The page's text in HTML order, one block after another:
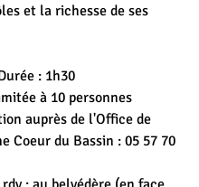
et la richesse de ses
: 1h30
à 10 personnes
auprès de l'Office de
Coeur du Bassin : 05 57 70